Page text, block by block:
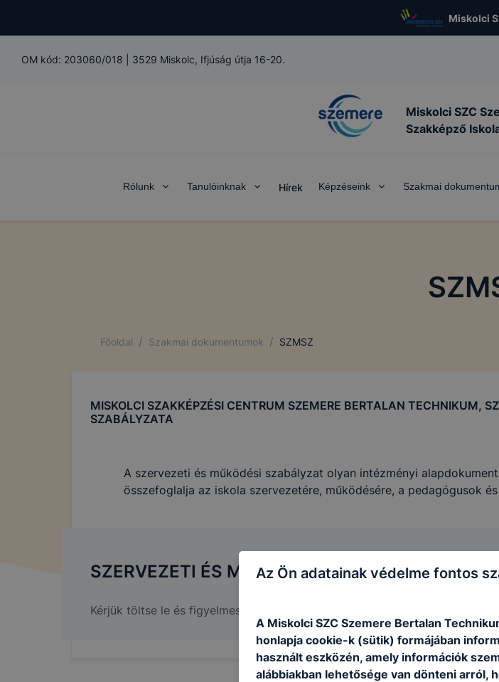
Miskolci
OM kód: 203060/018 3529 Miskolc, Ifjúság útja 16-20.
Miskolci SZC
Szakképző
Rólunk Tanulóinknak Hírek Képzéseink Szakmai
Főoldal / Szakmai dokumentumok / SZMSZ
MISKOLCI SZAKKÉPZÉSI CENTRUM SZEMERE BERTALAN TECHNIKUM,
SZABÁLYZATA
A szervezeti és működési szabályzat olyan intézményi
összefoglalja az iskola szervezetére, működésére, a pedagógusok
SZERVEZETI ÉS MŰKÖDÉSI SZABÁLYZAT
Kérjük töltse le és figyelmesen olvassa el.
Az Ön adatainak védelme fontos
A Miskolci SZC Szemere Bertalan
honlapja cookie-k (sütik) formájában
használt eszközén, amely információk
alábbiakban lehetősége van dönteni arról,